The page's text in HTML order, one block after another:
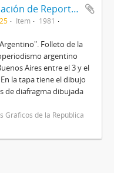
Catálogo 25: Asociación de Reporteros Gráficos de la República Argentina
Item
1981
Folleto de la
argentino
Aires entre el 3 y el
la tapa tiene el dibujo
de diafragma dibujada
Gráficos de la República